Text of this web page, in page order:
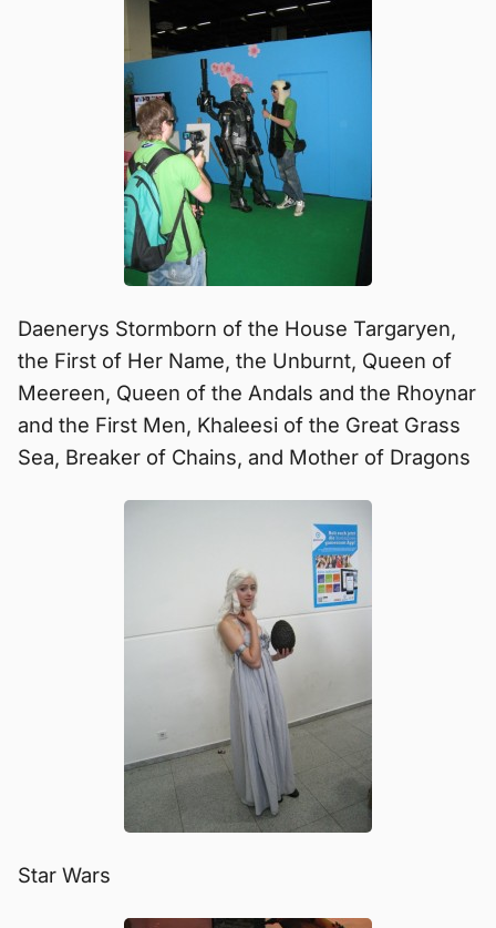
Daenerys Stormborn of the House Targaryen,
the First of Her Name, the Unburnt, Queen of
Meereen, Queen of the Andals and the Rhoynar
and the First Men, Khaleesi of the Great Grass
Sea, Breaker of Chains, and Mother of Dragons
Star Wars